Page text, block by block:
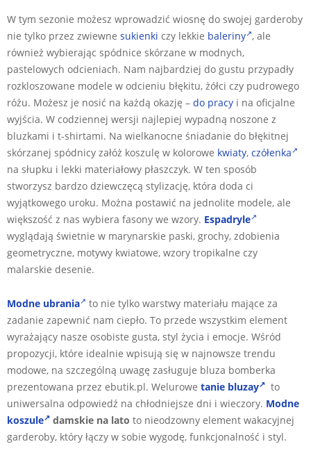
W tym sezonie możesz wprowadzić wiosnę do swojej garderoby
nie tylko przez zwiewne sukienki czy lekkie baleriny , ale
również wybierając spódnice skórzane w modnych,
pastelowych odcieniach. Nam najbardziej do gustu przypadły
rozkloszowane modele w odcieniu błękitu, żółci czy pudrowego
różu. Możesz je nosić na każdą okazję – do pracy i na oficjalne
wyjścia. W codziennej wersji najlepiej wypadną noszone z
bluzkami i t-shirtami. Na wielkanocne śniadanie do błękitnej
skórzanej spódnicy załóż koszulę w kolorowe kwiaty, czółenka
na słupku i lekki materiałowy płaszczyk. W ten sposób
stworzysz bardzo dziewczęcą stylizację, która doda ci
wyjątkowego uroku. Można postawić na jednolite modele, ale
większość z nas wybiera fasony we wzory. Espadryle
wyglądają świetnie w marynarskie paski, grochy, zdobienia
geometryczne, motywy kwiatowe, wzory tropikalne czy
malarskie desenie.
Modne ubrania
to nie tylko warstwy materiału mające za
zadanie zapewnić nam ciepło. To przede wszystkim element
wyrażający nasze osobiste gusta, styl życia i emocje. Wśród
propozycji, które idealnie wpisują się w najnowsze trendu
modowe, na szczególną uwagę zasługuje bluza bomberka
prezentowana przez ebutik.pl. Welurowe tanie bluzay
to
uniwersalna odpowiedź na chłodniejsze dni i wieczory. Modne
koszule
damskie na lato to nieodzowny element wakacyjnej
garderoby, który łączy w sobie wygodę, funkcjonalność i styl.